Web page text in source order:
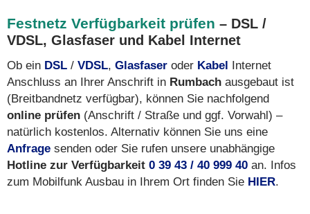
Festnetz Verfügbarkeit prüfen – DSL /
VDSL, Glasfaser und Kabel Internet
Ob ein DSL / VDSL, Glasfaser oder Kabel Internet
Anschluss an Ihrer Anschrift in Rumbach ausgebaut ist
(Breitbandnetz verfügbar), können Sie nachfolgend
online prüfen (Anschrift / Straße und ggf. Vorwahl) –
natürlich kostenlos. Alternativ können Sie uns eine
Anfrage senden oder Sie rufen unsere unabhängige
Hotline zur Verfügbarkeit 0 39 43 / 40 999 40 an. Infos
zum Mobilfunk Ausbau in Ihrem Ort finden Sie HIER.